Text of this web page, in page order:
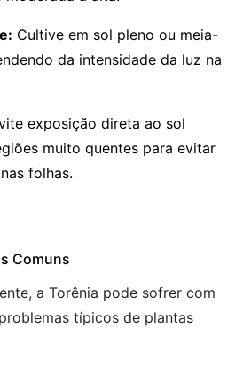
Cultive em sol pleno ou meia-
da intensidade da luz na
exposição direta ao sol
muito quentes para evitar
folhas.
Comuns
a Torênia pode sofrer com
típicos de plantas